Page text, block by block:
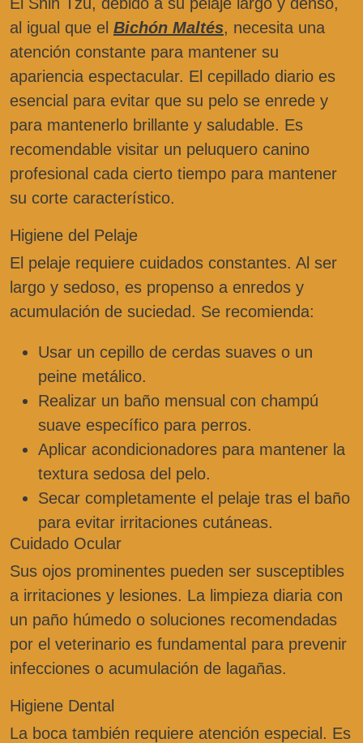
al igual que el Bichón Maltés, necesita una
atención constante para mantener su
apariencia espectacular. El cepillado diario es
esencial para evitar que su pelo se enrede y
para mantenerlo brillante y saludable. Es
recomendable visitar un peluquero canino
profesional cada cierto tiempo para mantener
su corte característico.
Higiene del Pelaje
El pelaje requiere cuidados constantes. Al ser
largo y sedoso, es propenso a enredos y
acumulación de suciedad. Se recomienda:
Usar un cepillo de cerdas suaves o un
peine metálico.
Realizar un baño mensual con champú
suave específico para perros.
Aplicar acondicionadores para mantener la
textura sedosa del pelo.
Secar completamente el pelaje tras el baño
para evitar irritaciones cutáneas.
Cuidado Ocular
Sus ojos prominentes pueden ser susceptibles
a irritaciones y lesiones. La limpieza diaria con
un paño húmedo o soluciones recomendadas
por el veterinario es fundamental para prevenir
infecciones o acumulación de lagañas.
Higiene Dental
La boca también requiere atención especial. Es